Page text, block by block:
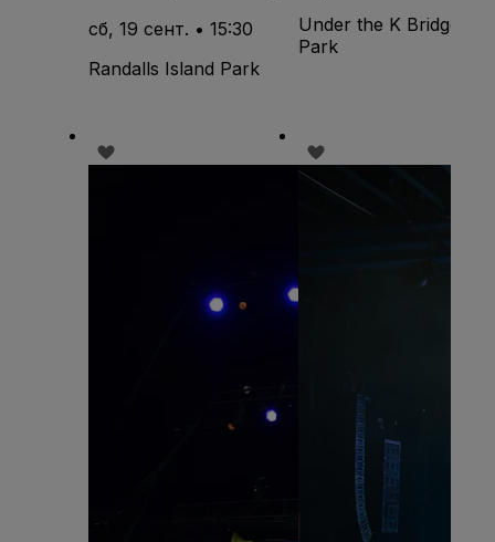
сб, 19 сент. • 15:30
Randalls Island Park
Under the K Bridge
Park